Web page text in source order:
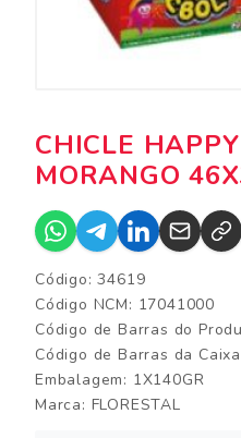
CHICLE
MORANGO
Código: 34619
Código NCM: 17041000
Código de Barras do
Código de Barras da
Embalagem: 1X140GR
Marca: FLORESTAL